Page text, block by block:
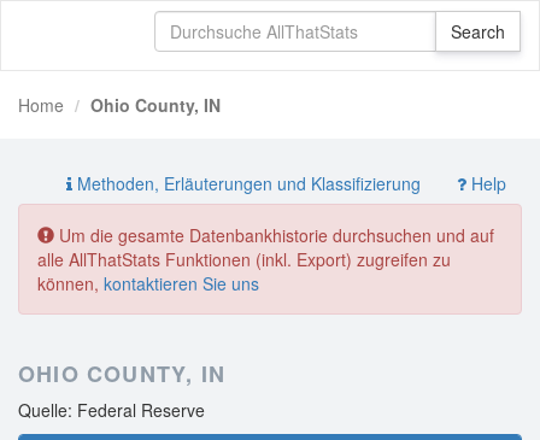
Home Ohio County, IN
Methoden, Erläuterungen und Klassifizierung Help
Um die gesamte Datenbankhistorie durchsuchen und auf
alle AllThatStats Funktionen (inkl. Export) zugreifen zu
können, kontaktieren Sie uns
OHIO COUNTY, IN
Quelle: Federal Reserve